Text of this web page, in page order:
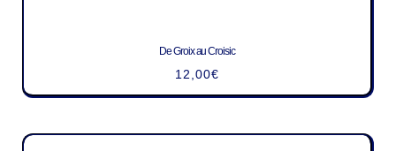
De Groix au Croisic
12,00€